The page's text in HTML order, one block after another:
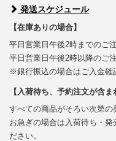
発送スケジュール
【在庫ありの場合】
平日営業日午後2時までのご
平日営業日午後2時以降のご
※銀行振込の場合はご入金確
【入荷待ち、予約注文が含ま
すべての商品がそろい次第の
お急ぎの場合は入荷待ち・発
ださい。